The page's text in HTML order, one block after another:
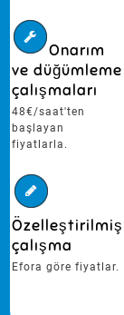
Onarım
ve düğümleme
çalışmaları
48€/saat'ten
başlayan
fiyatlarla.
Özelleştirilmiş
çalışma
Efora göre fiyatlar.